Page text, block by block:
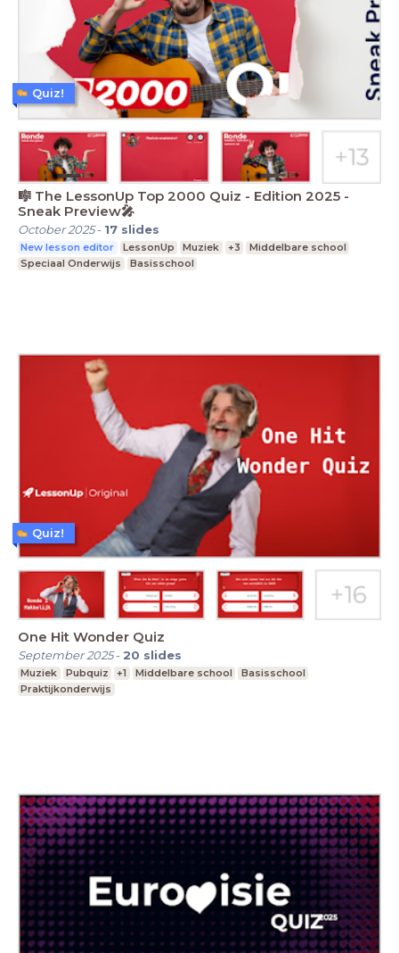
🎼 The LessonUp Top 2000 Quiz - Edition 2025 -
Sneak Preview🎤
October 2025- 17 slides
New lesson editor LessonUp Muziek +3
Middelbare school
Speciaal Onderwijs
Basisschool
Quiz!
One Hit Wonder Quiz
September 2025- 20 slides
Muziek Pubquiz +1 Middelbare school
Basisschool
Praktijkonderwijs
Quiz!